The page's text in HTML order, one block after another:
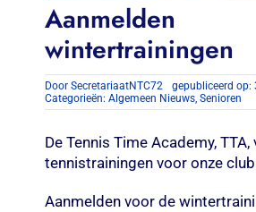
Aanmelden
wintertrainingen
Door SecretariaatNTC72
gepubliceerd op:
Categorieën: Algemeen Nieuws, Senioren
De Tennis Time Academy,
tennistrainingen voor onze
Aanmelden voor de